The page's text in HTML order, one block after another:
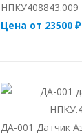
НПКУ408843.009
Цена от 23500 ₽
ДА-001 Датчик